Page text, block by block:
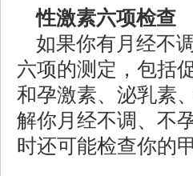
性激素六项检查
如果你有月经不
六项的测定，包括
和孕激素、泌乳素
解你月经不调、不
时还可能检查你的